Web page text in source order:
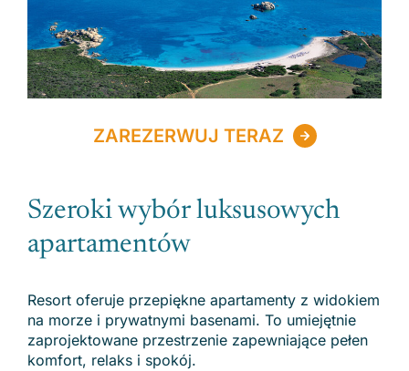
ZAREZERWUJ TERAZ
Szeroki wybór luksusowych
apartamentów
Resort oferuje przepiękne apartamenty z widokiem
na morze i prywatnymi basenami. To umiejętnie
zaprojektowane przestrzenie zapewniające pełen
komfort, relaks i spokój.